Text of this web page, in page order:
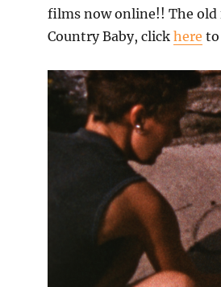
films now online!! The
Country Baby, click here to